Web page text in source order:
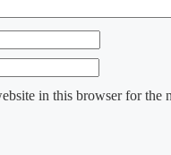
in this browser for the